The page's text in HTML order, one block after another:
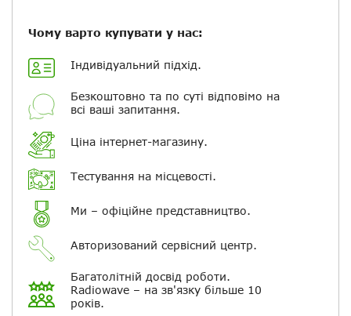
Чому варто купувати у нас:
Індивідуальний підхід.
Безкоштовно та по суті відповімо на
всі ваші запитання.
Ціна інтернет-магазину.
Тестування на місцевості.
Ми – офіційне представництво.
Авторизований сервісний центр.
Багатолітній досвід роботи.
Radiowave – на зв'язку більше 10
років.
+ Вибрати файли
Ваше ім'я
Електронна пошта
Повідомляти про відповіді по
електронній пошті
Скасувати Залишити відгук